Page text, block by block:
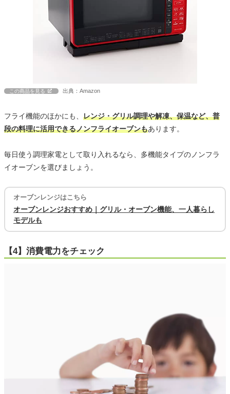
この商品を見る 出典：Amazon
フライ機能のほかにも、 レンジ・グリル調理や解凍、保温など、普
段の料理に活用できるノンフライオーブンもあります。
毎日使う調理家電として取り入れるなら、多機能タイプのノンフラ
イオーブンを選びましょう。
オーブンレンジはこちら
オーブンレンジおすすめ｜グリル・オーブン機能、一人暮らし
モデルも
【4】消費電力をチェック